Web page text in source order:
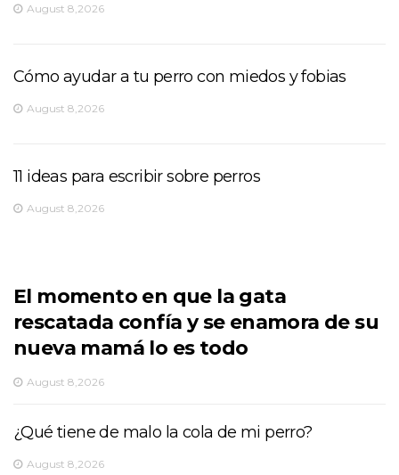
August 8,2026
Cómo ayudar a tu perro con miedos y fobias
August 8,2026
11 ideas para escribir sobre perros
August 8,2026
El momento en que la gata
rescatada confía y se enamora de su
nueva mamá lo es todo
August 8,2026
¿Qué tiene de malo la cola de mi perro?
August 8,2026